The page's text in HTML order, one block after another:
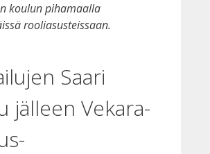
koulun pihamaalla
rooliasusteissaan.
Saari
jälleen Vekara-